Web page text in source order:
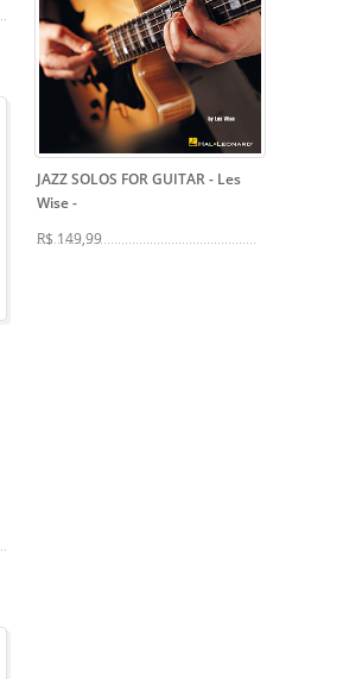
JAZZ SOLOS FOR GUITAR - Les
Wise-
R$ 149,99